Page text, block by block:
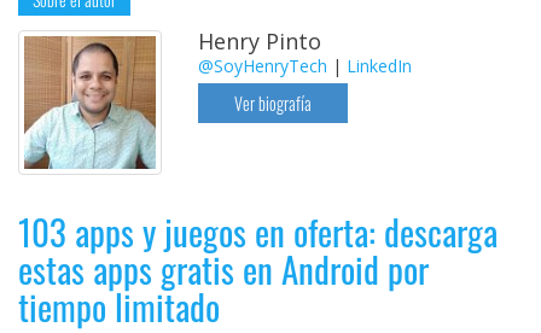
Henry Pinto
@SoyHenryTech | LinkedIn
Ver biografía
103 apps y juegos en oferta: descarga
estas apps gratis en Android por
tiempo limitado